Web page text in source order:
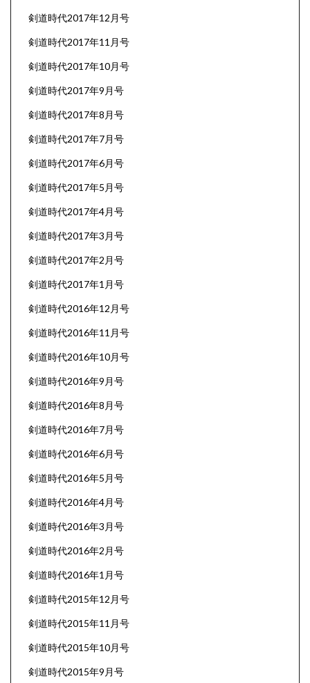
剣道時代2017年12月号
剣道時代2017年11月号
剣道時代2017年10月号
剣道時代2017年9月号
剣道時代2017年8月号
剣道時代2017年7月号
剣道時代2017年6月号
剣道時代2017年5月号
剣道時代2017年4月号
剣道時代2017年3月号
剣道時代2017年2月号
剣道時代2017年1月号
剣道時代2016年12月号
剣道時代2016年11月号
剣道時代2016年10月号
剣道時代2016年9月号
剣道時代2016年8月号
剣道時代2016年7月号
剣道時代2016年6月号
剣道時代2016年5月号
剣道時代2016年4月号
剣道時代2016年3月号
剣道時代2016年2月号
剣道時代2016年1月号
剣道時代2015年12月号
剣道時代2015年11月号
剣道時代2015年10月号
剣道時代2015年9月号